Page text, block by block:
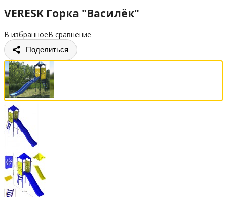
VERESK Горка "Василёк"
В избранноеВ сравнение
Поделиться